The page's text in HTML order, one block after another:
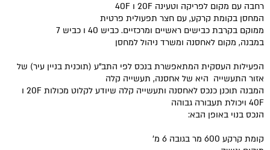
רחבה עם מקום לפריקה וטעינה 20F ו 40F
המחסן בקומת קרקע, עם חצר תפעולית פרטית
ממוקם בקרבת כבישים ראשיים ומרכזיים. כביש 40 ו כביש 7
במבנה, מקום לאחסנה ומשרד ניהול למחסן
הפעילות העסקית המתאפשרת בנכס לפי התב"ע (תוכנית בניין עיר) של
אזור התעשייה היא של אחסנה, תעשייה קלה
המבנה תוכנן כנכס לאחסנה ותעשייה קלה שיודע לקלוט מכולות 20F ו
40F ויכולת תעבורה גבוהה
הנכס בנוי באופן הבא:
קומת קרקע 600 מר בגובה 6 מ'